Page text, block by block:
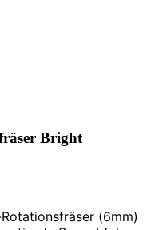
Bright
(6mm)